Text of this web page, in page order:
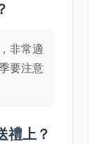
非常適
要注意
禮上？